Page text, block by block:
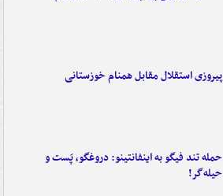
پیروزی استقلال مقابل همنام خوزستانی
حمله تند فیگو به اینفانتینو: دروغگو، پَست‌ و
حیله‌گر!